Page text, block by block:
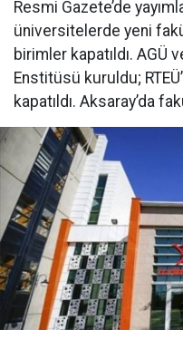
Resmi Gazete’de
üniversitelerde yeni
birimler kapatıldı. AGÜ
Enstitüsü kuruldu;
kapatıldı. Aksaray’da